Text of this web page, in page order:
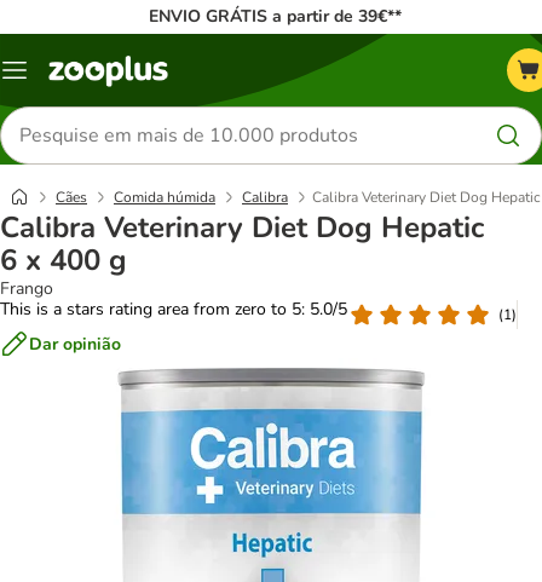
ENVIO GRÁTIS a partir de 39€**
Menu
Pesquisar
produtos
Cães Comida húmida Calibra Calibra Veterinary Diet Dog
Calibra Veterinary Diet Dog Hepatic
6 x 400 g
Frango
This is a stars rating area from zero to 5: 5.0/5
(1)
Dar opinião